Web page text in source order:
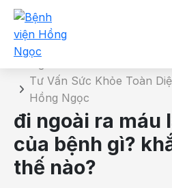
Chi tiết bài tư vấn
Tư Vấn Sức Khỏe Toàn
Hồng Ngọc
đi ngoài ra máu
của bệnh gì?
thế nào?